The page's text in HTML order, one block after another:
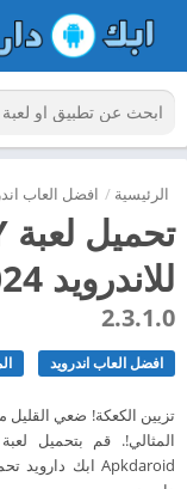
الرئيسية / افضل العاب
للاندرويد 2024
2.3.1.0
افضل العاب اندرويد
تزيين الكعكة! ضعي